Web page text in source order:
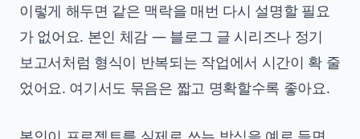
이렇게 해두면 같은 맥락을 매번 다시 설명할 필요
가 없어요. 본인 체감 — 블로그 글 시리즈나 정기
보고서처럼 형식이 반복되는 작업에서 시간이 확 줄
었어요. 여기서도 묶음은 짧고 명확할수록 좋아요.